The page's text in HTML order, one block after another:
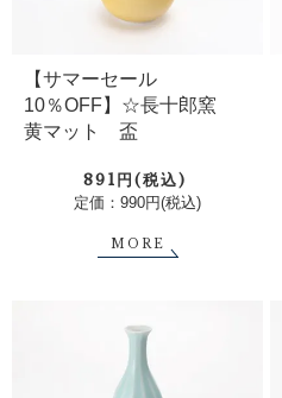
【サマーセール
10％OFF】☆長十郎窯
黄マット 盃
891円(税込)
定価：990円(税込)
MORE